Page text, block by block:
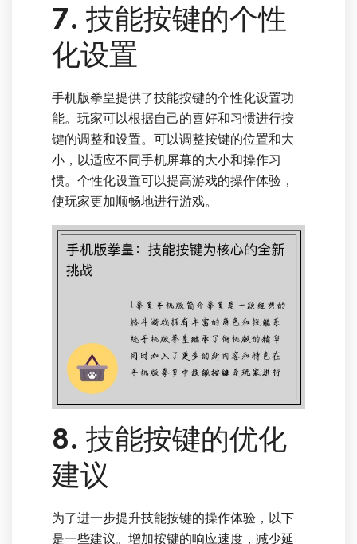
7. 技能按键的个性
化设置
手机版拳皇提供了技能按键的个性化设置功
能。玩家可以根据自己的喜好和习惯进行按
键的调整和设置。可以调整按键的位置和大
小，以适应不同手机屏幕的大小和操作习
惯。个性化设置可以提高游戏的操作体验，
使玩家更加顺畅地进行游戏。
8. 技能按键的优化
建议
为了进一步提升技能按键的操作体验，以下
是一些建议。增加按键的响应速度，减少延